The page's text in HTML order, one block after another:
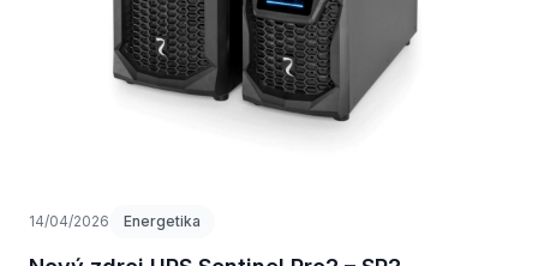
14/04/2026 Energetika